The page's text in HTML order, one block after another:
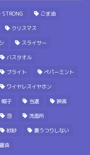
STRONG ごま油
クリスマス
スライサー
バスタオル
ブライト ペパーミント
ワイヤレスイヤホン
帽子 当選 映画
泡 洗面所
袱紗 裏うつりしない
油